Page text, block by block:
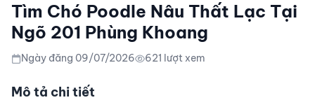
Tìm Chó Poodle Nâu Thất Lạc Tại
Ngõ 201 Phùng Khoang
Ngày đăng 09/07/2026 621 lượt xem
Mô tả chi tiết